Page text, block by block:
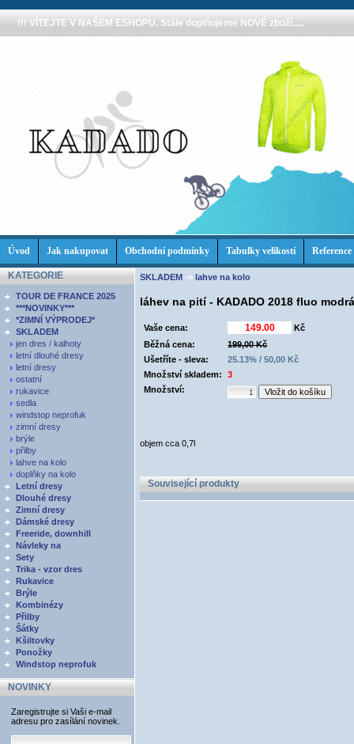
!!! VÍTEJTE V NAŠEM ESHOPU. Stále doplňujeme NOVÉ zboží.....
Úvod Jak nakupovat Obchodní podmínky Tabulky velikostí Reference
KATEGORIE
TOUR DE FRANCE 2025
***NOVINKY***
*ZIMNÍ VÝPRODEJ*
SKLADEM
jen dres / kalhoty
letní dlouhé dresy
letní dresy
ostatní
rukavice
sedla
windstop neprofuk
zimní dresy
brýle
přilby
lahve na kolo
doplňky na kolo
Letní dresy
Dlouhé dresy
Zimní dresy
Dámské dresy
Freeride, downhill
Návleky na
Sety
Trika - vzor dres
Rukavice
Brýle
Kombinézy
Přilby
Šátky
Kšiltovky
Ponožky
Windstop neprofuk
NOVINKY
Zaregistrujte si Vaši e-mail
adresu pro zasílání novinek.
SKLADEM -> lahve na kolo
láhev na pití - KADADO 2018 fluo
Vaše cena:
Kč
Běžná cena:
199,00 Kč
Ušetříte - sleva:
25.13% / 50,00 Kč
Množství skladem:
3
Množství:
objem cca 0,7l
Související produkty